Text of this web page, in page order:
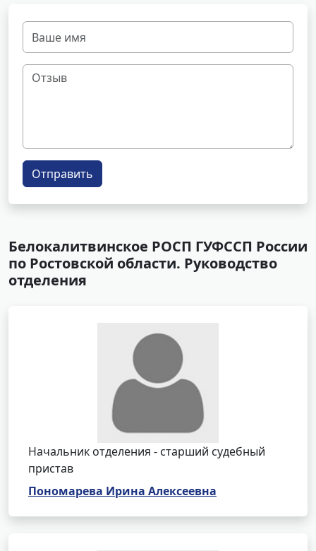
Отправить
Белокалитвинское РОСП ГУФССП России
по Ростовской области. Руководство
отделения
Начальник отделения - старший судебный
пристав
Пономарева Ирина Алексеевна